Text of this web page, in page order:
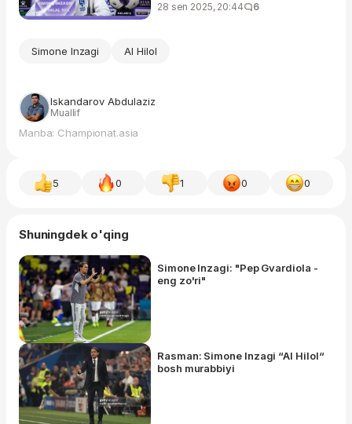
28 sen 2025, 20:44 6
Simone Inzagi Al Hilol
Iskandarov Abdulaziz
Muallif
Manba: Championat.asia
5 0 1 0 0
Shuningdek o'qing
Simone Inzagi: "Pep Gvardiola -
eng zo'ri"
Rasman: Simone Inzagi “Al Hilol“
bosh murabbiyi